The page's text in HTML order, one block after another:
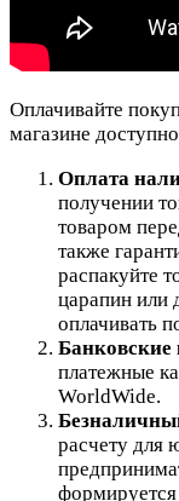
Оплачивайте
магазине
Оплата
получении
товаром
также
распакуйте
царапин или
оплачивать
Банковские
платежные
WorldWide.
расчету для
формируется